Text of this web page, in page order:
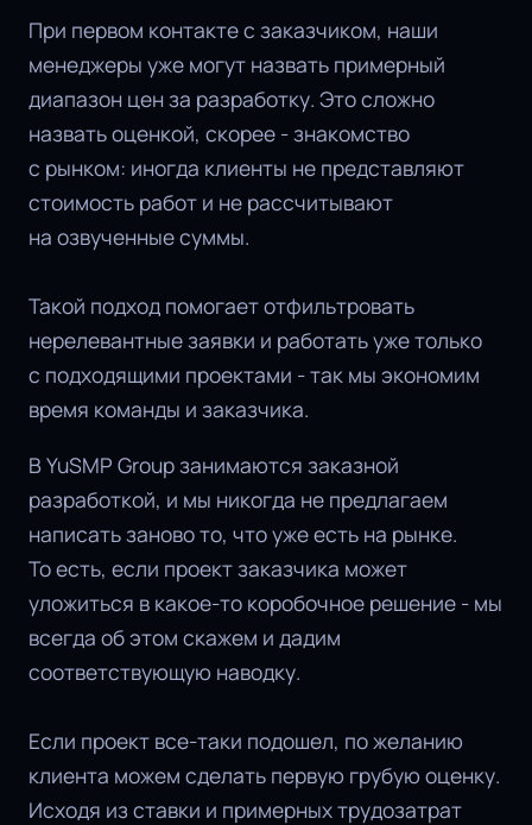
При первом контакте с заказчиком, наши
менеджеры уже могут назвать примерный
диапазон цен за разработку. Это сложно
назвать оценкой, скорее - знакомство
с рынком: иногда клиенты не представляют
стоимость работ и не рассчитывают
на озвученные суммы.
Такой подход помогает отфильтровать
нерелевантные заявки и работать уже только
с подходящими проектами - так мы экономим
время команды и заказчика.
В YuSMP Group занимаются заказной
разработкой, и мы никогда не предлагаем
написать заново то, что уже есть на рынке.
То есть, если проект заказчика может
уложиться в какое-то коробочное решение - мы
всегда об этом скажем и дадим
соответствующую наводку.
Если проект все-таки подошел, по желанию
клиента можем сделать первую грубую оценку.
Исходя из ставки и примерных трудозатрат